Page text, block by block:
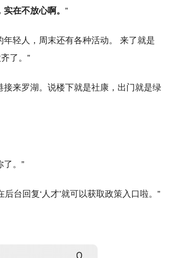
在不放心啊。 ”
年轻人，周末还有各种活动。 来了就是
了。”
来罗湖。说楼下就是社康，出门就是绿
了。”
台回复‘人才’就可以获取政策入口啦。”